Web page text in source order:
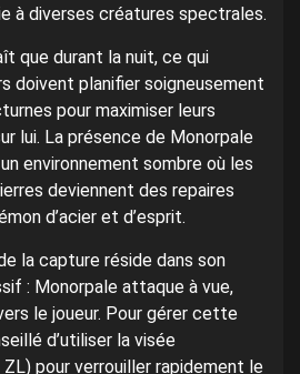
à diverses créatures spectrales.
que durant la nuit, ce qui
doivent planifier soigneusement
pour maximiser leurs
lui. La présence de Monorpale
environnement sombre où les
deviennent des repaires
d’acier et d’esprit.
la capture réside dans son
: Monorpale attaque à vue,
le joueur. Pour gérer cette
d’utiliser la visée
pour verrouiller rapidement le